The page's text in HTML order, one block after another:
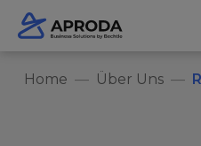
Home Über Uns